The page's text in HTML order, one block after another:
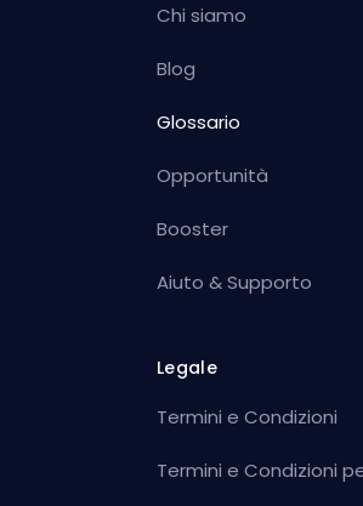
Chi siamo
Blog
Glossario
Opportunità
Booster
Aiuto & Supporto
Legale
Termini e Condizioni
Termini e Condizioni